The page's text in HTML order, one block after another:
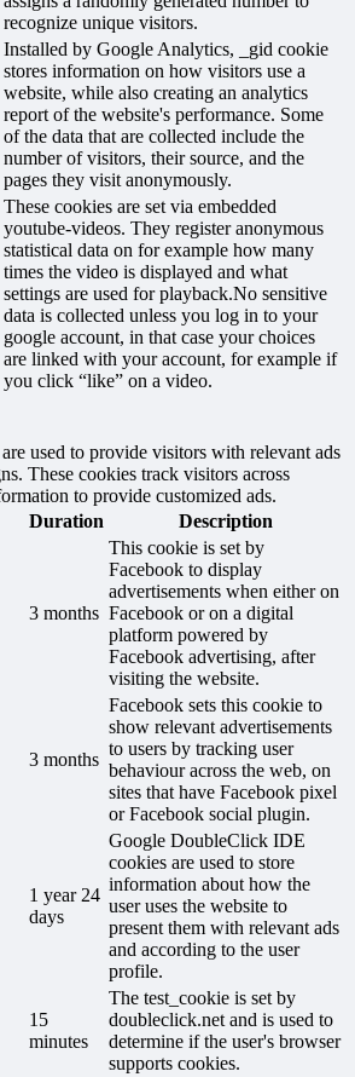
recognize unique visitors.
Installed by Google Analytics, _gid cookie
stores information on how visitors use a
website, while also creating an analytics
report of the website's performance. Some
of the data that are collected include the
number of visitors, their source, and the
pages they visit anonymously.
These cookies are set via embedded
youtube-videos. They register anonymous
statistical data on for example how many
times the video is displayed and what
settings are used for playback.No sensitive
data is collected unless you log in to your
google account, in that case your choices
are linked with your account, for example if
you click “like” on a video.
used to provide visitors with relevant ads
These cookies track visitors across
to provide customized ads.
Duration Description
3 months
This cookie is set by
Facebook to display
advertisements when either on
Facebook or on a digital
platform powered by
Facebook advertising, after
visiting the website.
3 months
Facebook sets this cookie to
show relevant advertisements
to users by tracking user
behaviour across the web, on
sites that have Facebook pixel
or Facebook social plugin.
1 year 24
days
Google DoubleClick IDE
cookies are used to store
information about how the
user uses the website to
present them with relevant ads
and according to the user
profile.
15
minutes
The test_cookie is set by
doubleclick.net and is used to
determine if the user's browser
supports cookies.